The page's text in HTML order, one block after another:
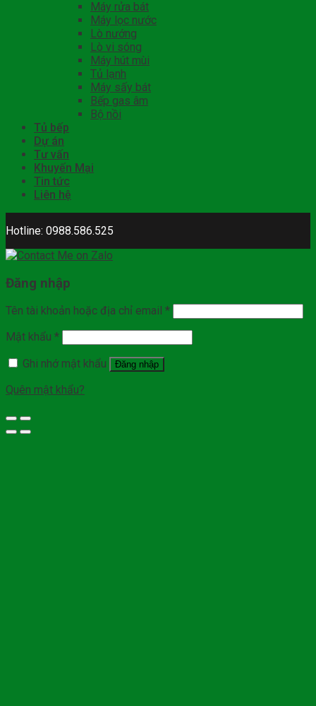
Máy rửa bát
Máy lọc nước
Lò nướng
Lò vi sóng
Máy hút mùi
Tủ lạnh
Máy sấy bát
Bếp gas âm
Bộ nồi
Tủ bếp
Dự án
Tư vấn
Khuyến Mại
Tin tức
Liên hệ
Hotline: 0988.586.525
Đăng nhập
Tên tài khoản hoặc địa chỉ email *
Mật khẩu *
Ghi nhớ mật khẩu
Đăng nhập
Quên mật khẩu?